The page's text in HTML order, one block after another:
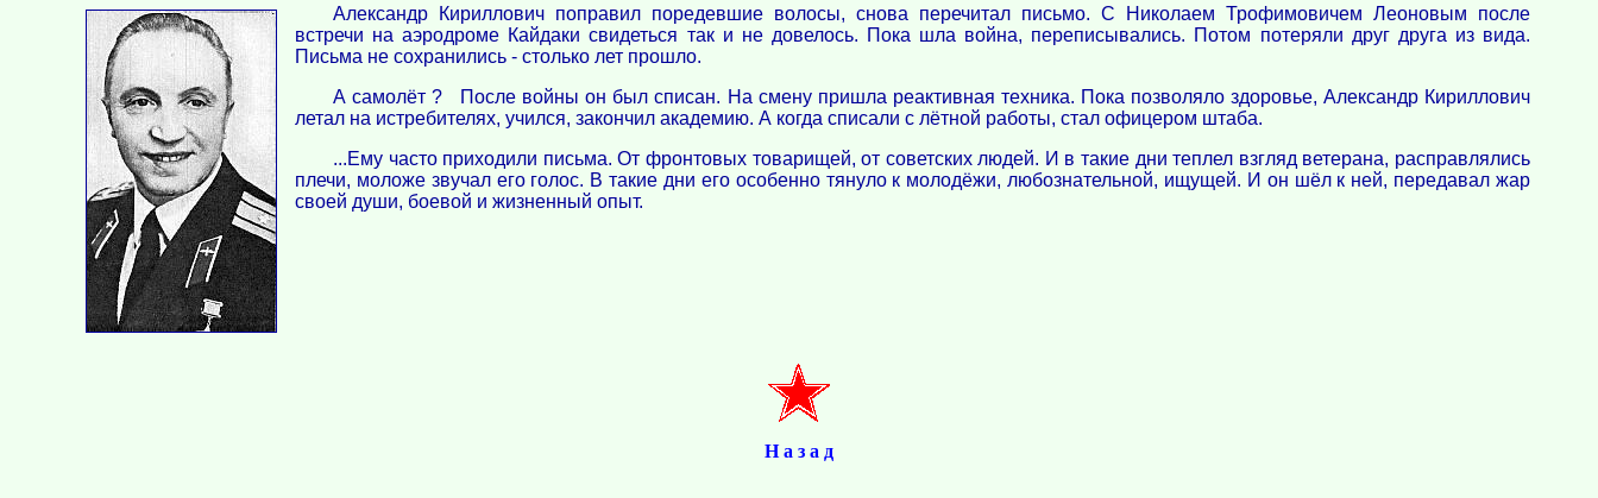
Александр Кириллович поправил поредевшие волосы, снова перечитал письмо. С Николаем Трофимовичем Леоновым после
встречи на аэродроме Кайдаки свидеться так и не довелось. Пока шла война, переписывались. Потом потеряли друг друга из вида.
Письма не сохранились - столько лет прошло.
А самолёт ? После войны он был списан. На смену пришла реактивная техника. Пока позволяло здоровье, Александр Кириллович
летал на истребителях, училcя, закончил академию. А когда списали с лётной работы, стал офицером штаба.
...Ему часто приходили письма. От фронтовых товарищей, от советских людей. И в такие дни теплел взгляд ветерана, расправлялись
плечи, моложе звучал его голос. В такие дни его особенно тянуло к молодёжи, любознательной, ищущей. И он шёл к ней, передавал жар
своей души, боевой и жизненный опыт.
Н а з а д